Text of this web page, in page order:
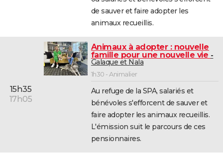
de sauver et faire adopter les
animaux recueillis.
15h35
17h05
Animaux à adopter : nouvelle
famille pour une nouvelle vie
Galaque et Nala
1h30 - Animalier
Au refuge de la SPA, salariés et
bénévoles s'efforcent de sauver et
faire adopter les animaux recueillis.
L'émission suit le parcours de ces
pensionnaires.